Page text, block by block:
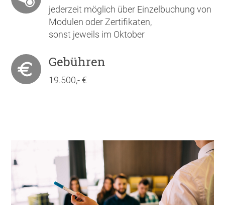
jederzeit möglich über Einzelbuchung von
Modulen oder Zertifikaten,
sonst jeweils im Oktober
Gebühren
19.500,- €